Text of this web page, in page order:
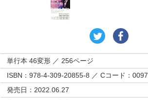
単行本 46変形 ／ 256ページ
ISBN：978-4-309-20855-8 ／ Cコード：0097
発売日：2022.06.27